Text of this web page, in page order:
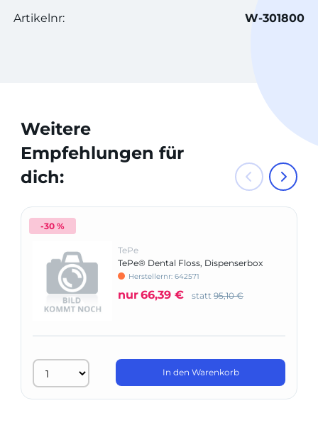
Artikelnr: W-301800
Weitere
Empfehlungen für
dich:
-30 %
TePe
TePe® Dental Floss, Dispenserbox
Herstellernr: 642571
nur66,39 € statt 95,10 €
In den Warenkorb